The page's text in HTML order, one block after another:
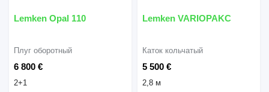
Lemken Opal 110
6 800 €
Плуг оборотный
2+1
Lemken VARIOPAKC
5 500 €
Каток кольчатый
2,8 м